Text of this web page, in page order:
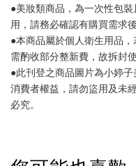
●美妝類商品，為一次性包
用，請務必確認有購買需求後
●本商品屬於個人衛生用品
需酌收部分整新費，故拆封
●此刊登之商品圖片為小婷
消費者權益，請勿盜用及未
必究。